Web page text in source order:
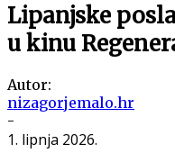
Lipanjske
u kinu
Autor:
nizagorjemalo.hr
-
1. lipnja 2026.